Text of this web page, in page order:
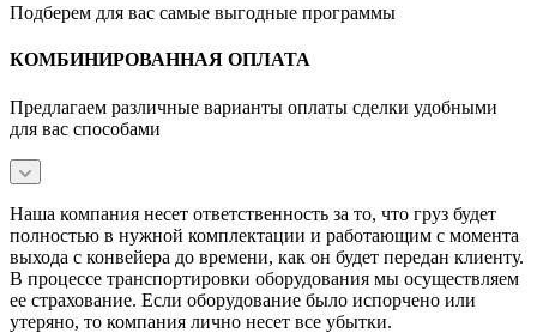
Подберем для вас самые выгодные программы
КОМБИНИРОВАННАЯ ОПЛАТА
Предлагаем различные варианты оплаты сделки удобными
для вас способами
Наша компания несет ответственность за то, что груз будет
полностью в нужной комплектации и работающим с момента
выхода с конвейера до времени, как он будет передан клиенту.
В процессе транспортировки оборудования мы осуществляем
ее страхование. Если оборудование было испорчено или
утеряно, то компания лично несет все убытки.